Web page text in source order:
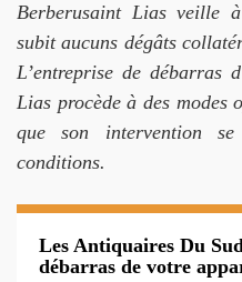
Berberusaint Lias veille
subit aucuns dégâts
L’entreprise de débarras
Lias procède à des modes
que son intervention
conditions.
Les Antiquaires Du
débarras de votre